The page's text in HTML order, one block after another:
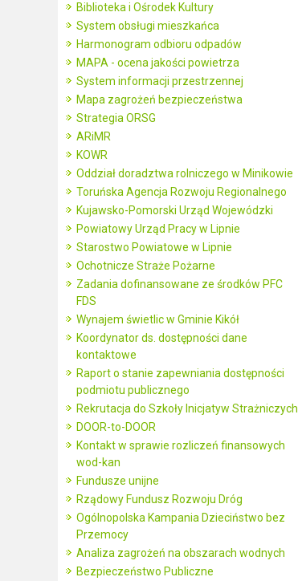
Biblioteka i Ośrodek Kultury
System obsługi mieszkańca
Harmonogram odbioru odpadów
MAPA - ocena jakości powietrza
System informacji przestrzennej
Mapa zagrożeń bezpieczeństwa
Strategia ORSG
ARiMR
KOWR
Oddział doradztwa rolniczego w Minikowie
Toruńska Agencja Rozwoju Regionalnego
Kujawsko-Pomorski Urząd Wojewódzki
Powiatowy Urząd Pracy w Lipnie
Starostwo Powiatowe w Lipnie
Ochotnicze Straże Pożarne
Zadania dofinansowane ze środków PFC
FDS
Wynajem świetlic w Gminie Kikół
Koordynator ds. dostępności dane
kontaktowe
Raport o stanie zapewniania dostępności
podmiotu publicznego
Rekrutacja do Szkoły Inicjatyw Strażniczych
DOOR-to-DOOR
Kontakt w sprawie rozliczeń finansowych
wod-kan
Fundusze unijne
Rządowy Fundusz Rozwoju Dróg
Ogólnopolska Kampania Dzieciństwo bez
Przemocy
Analiza zagrożeń na obszarach wodnych
Bezpieczeństwo Publiczne